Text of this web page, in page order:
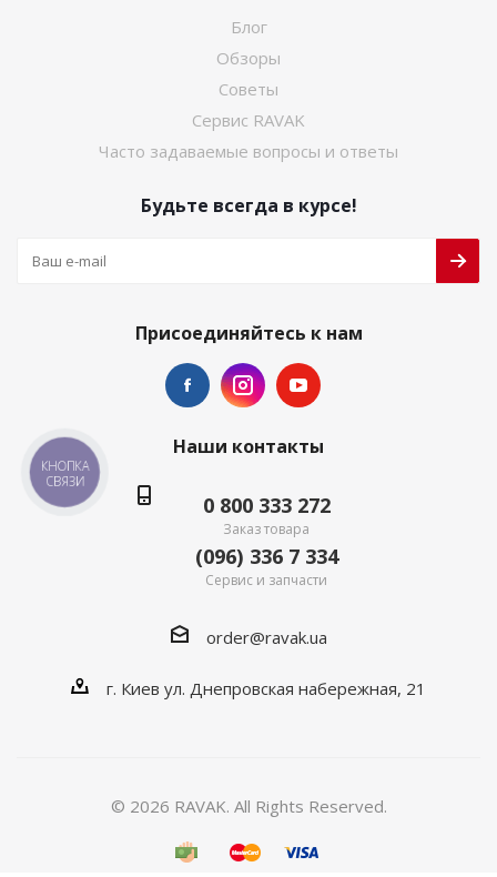
Блог
Обзоры
Советы
Сервис RAVAK
Часто задаваемые вопросы и ответы
Будьте всегда в курсе!
Присоединяйтесь к нам
Наши контакты
0 800 333 272
Заказ товара
(096) 336 7 334
Сервис и запчасти
order@ravak.ua
г. Киев ул. Днепровская набережная, 21
© 2026 RAVAK. All Rights Reserved.
КНОПКА
СВЯЗИ